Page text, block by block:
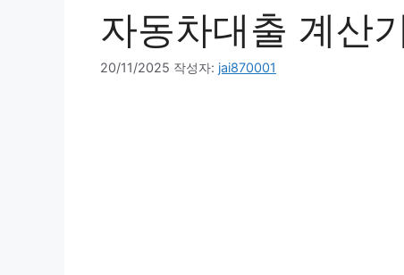
자동차대출 계산
20/11/2025 작성자: jai870001